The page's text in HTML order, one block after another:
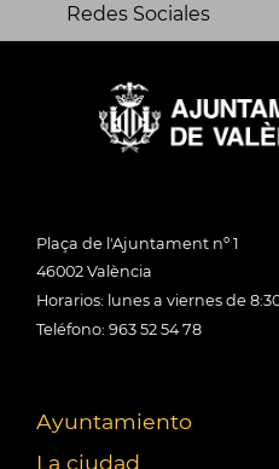
Redes Sociales
Plaça de l'Ajuntament nº 1
46002 València
Horarios: lunes a viernes de
Teléfono: 963 52 54 78
Ayuntamiento
La ciudad